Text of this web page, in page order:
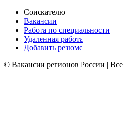
Соискателю
Вакансии
Работа по специальности
Удаленная работа
Добавить резюме
© Вакансии регионов России |